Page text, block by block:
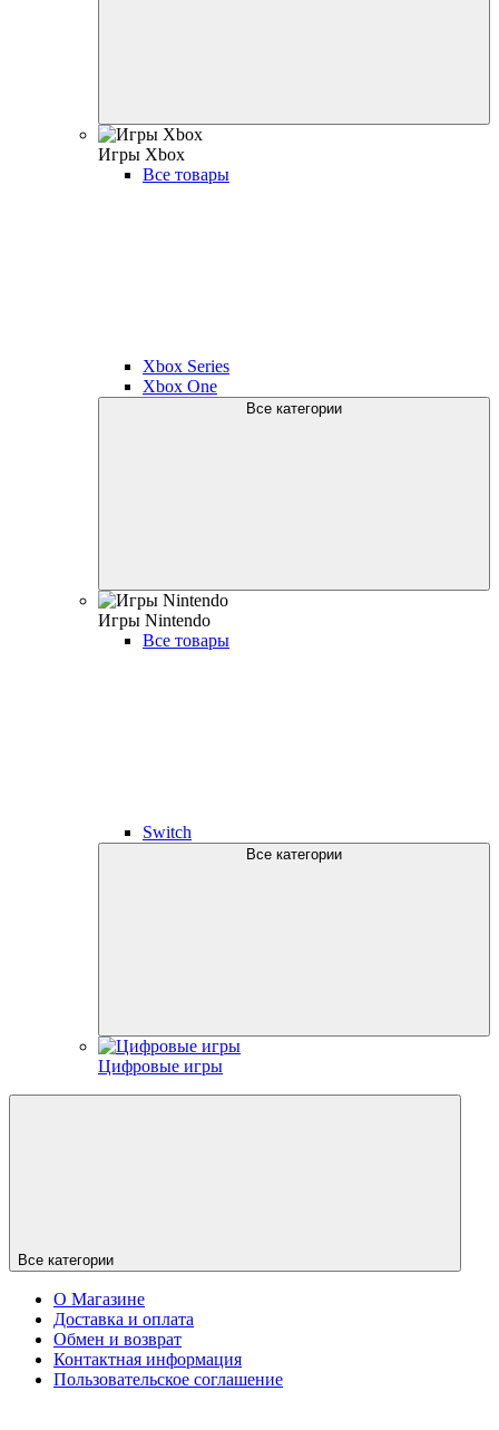
Игры Xbox
Все товары
Xbox Series
Xbox One
Все категории
Игры Nintendo
Все товары
Switch
Все категории
Цифровые игры
Все категории
О Магазине
Доставка и оплата
Обмен и возврат
Контактная информация
Пользовательское соглашение